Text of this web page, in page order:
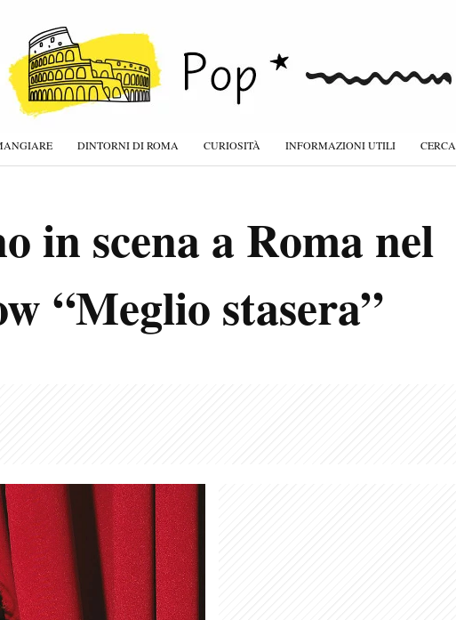
DINTORNI DI ROMA CURIOSITÀ INFORMAZIONI UTILI CERCA
in scena a Roma nel
“Meglio stasera”